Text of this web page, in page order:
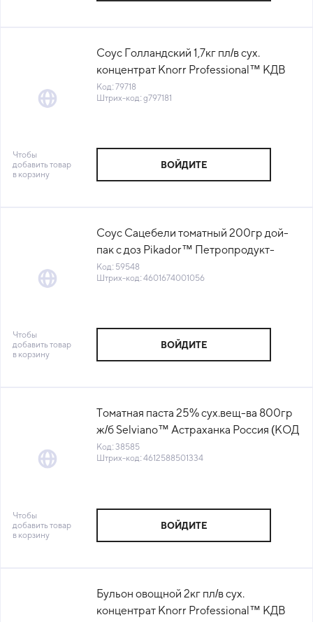
Соус Голландский 1,7кг пл/в сух.
концентрат Knorr Professional™ КДВ
Тула (Все ли поели) (КОД 79718) (+18°С)
Код: 79718
Штрих-код: g797181
Чтобы
добавить товар
в корзину
ВОЙДИТЕ
Соус Сацебели томатный 200гр дой-
пак с доз Pikador™ Петропродукт-
Отрадное Россия (76021868) (КОД
59548) (0°С)
Код: 59548
Штрих-код: 4601674001056
Чтобы
добавить товар
в корзину
ВОЙДИТЕ
Томатная паста 25% сух.вещ-ва 800гр
ж/б Selviano™ Астраханка Россия (КОД
38585) (+18°С)
Код: 38585
Штрих-код: 4612588501334
Чтобы
добавить товар
в корзину
ВОЙДИТЕ
Бульон овощной 2кг пл/в сух.
концентрат Knorr Professional™ КДВ